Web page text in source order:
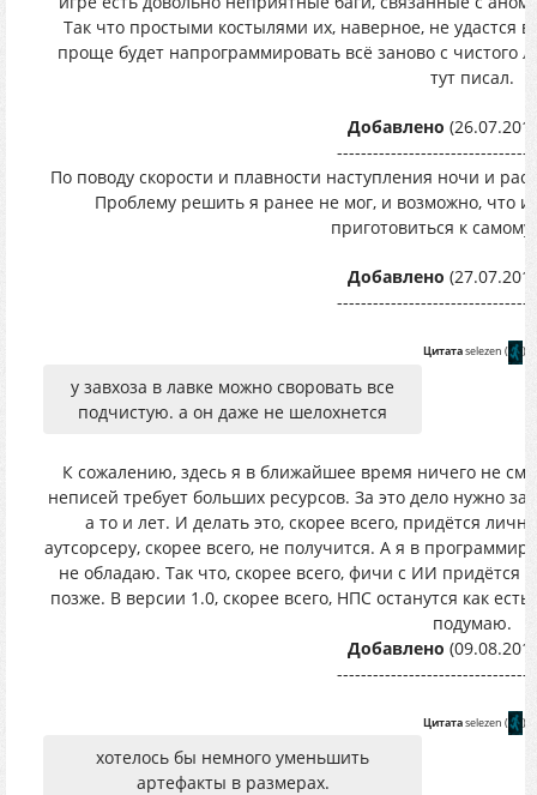
Так что простыми костылями их, наверное, не удастся
проще будет напрограммировать всё заново с чистого
тут писал.
Добавлено
По поводу скорости и плавности наступления ночи и
Проблему решить я ранее не мог, и возможно, что
приготовиться к
Добавлено
Цитатаselezen ( )
у завхоза в лавке можно своровать все
подчистую. а он даже не шелохнется
К сожалению, здесь я в ближайшее время ничего не
неписей требует больших ресурсов. За это дело нужно
а то и лет. И делать это, скорее всего, придётся
аутсорсеру, скорее всего, не получится. А я в
не обладаю. Так что, скорее всего, фичи с ИИ придётся
позже. В версии 1.0, скорее всего, НПС останутся как
подумаю.
Добавлено
Цитатаselezen ( )
хотелось бы немного уменьшить
артефакты в размерах.